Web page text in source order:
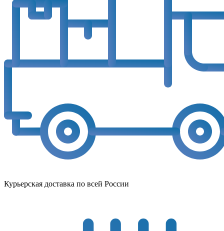
Курьерская доставка по всей России